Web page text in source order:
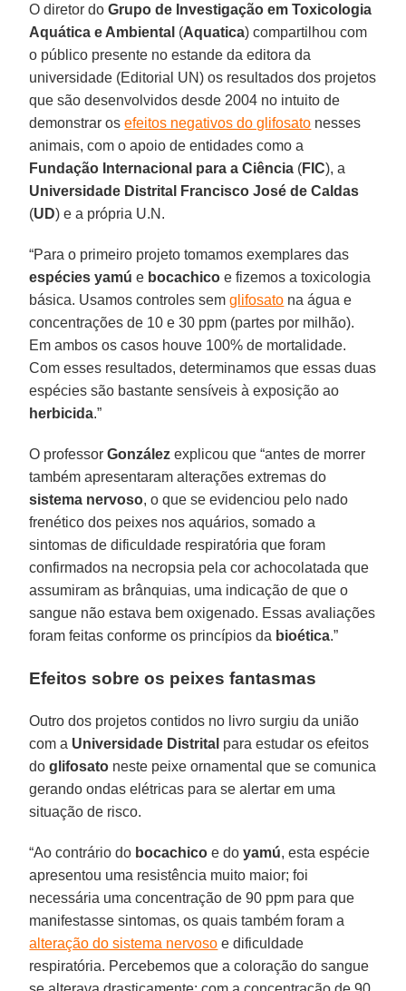
O diretor doGrupo de Investigação em Toxicologia
Aquática e Ambiental (Aquatica) compartilhou com
o público presente no estande da editora da
universidade (Editorial UN) os resultados dos projetos
que são desenvolvidos desde 2004 no intuito de
demonstrar osefeitos negativos do glifosato nesses
animais, com o apoio de entidades como a
Fundação Internacional para a Ciência (FIC), a
Universidade Distrital Francisco José de Caldas
(UD) e a própria U.N.
“Para o primeiro projeto tomamos exemplares das
espécies yamú e bocachico e fizemos a toxicologia
básica. Usamos controles semglifosato na água e
concentrações de 10 e 30 ppm (partes por milhão).
Em ambos os casos houve 100% de mortalidade.
Com esses resultados, determinamos que essas duas
espécies são bastante sensíveis à exposição ao
herbicida.”
O professorGonzález explicou que “antes de morrer
também apresentaram alterações extremas do
sistema nervoso, o que se evidenciou pelo nado
frenético dos peixes nos aquários, somado a
sintomas de dificuldade respiratória que foram
confirmados na necropsia pela cor achocolatada que
assumiram as brânquias, uma indicação de que o
sangue não estava bem oxigenado. Essas avaliações
foram feitas conforme os princípios da bioética.”
Efeitos sobre os peixes fantasmas
Outro dos projetos contidos no livro surgiu da união
com a Universidade Distrital para estudar os efeitos
doglifosato neste peixe ornamental que se comunica
gerando ondas elétricas para se alertar em uma
situação de risco.
“Ao contrário do bocachico e doyamú, esta espécie
apresentou uma resistência muito maior; foi
necessária uma concentração de 90 ppm para que
manifestasse sintomas, os quais também foram a
alteração do sistema nervoso e dificuldade
respiratória. Percebemos que a coloração do sangue